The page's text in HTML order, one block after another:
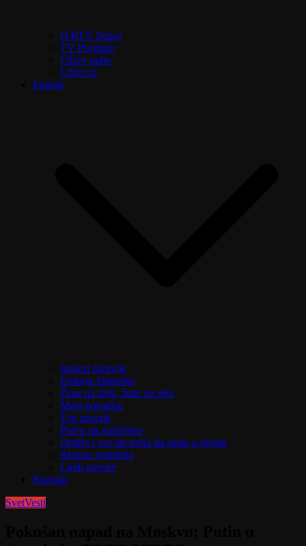
O RTV Sunce
TV Program
Uživo radio
Uživo tv
Emisije
Izaberi zdravlje
Emisija Aktuelno
Žene na delu, žene na selu
Moja porodica
Top mozaik
Pravo na različitost
Oružje i sve što treba da znate o njemu
Riznica svetitelja
Ljudi govore
Kontakt
SvetVesti